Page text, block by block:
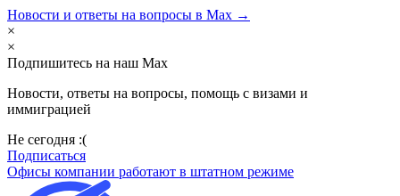
Новости и ответы на вопросы в Max →
×
×
Подпишитесь на наш Max
Новости, ответы на вопросы, помощь с визами и
иммиграцией
Не сегодня :(
Подписаться
Офисы компании работают в штатном режиме